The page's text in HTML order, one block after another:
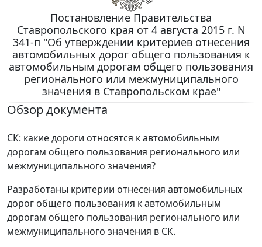
Постановление Правительства
Ставропольского края от 4 августа 2015 г. N
341-п "Об утверждении критериев отнесения
автомобильных дорог общего пользования к
автомобильным дорогам общего пользования
регионального или межмуниципального
значения в Ставропольском крае"
Обзор документа
СК: какие дороги относятся к автомобильным
дорогам общего пользования регионального или
межмуниципального значения?
Разработаны критерии отнесения автомобильных
дорог общего пользования к автомобильным
дорогам общего пользования регионального или
межмуниципального значения в СК.